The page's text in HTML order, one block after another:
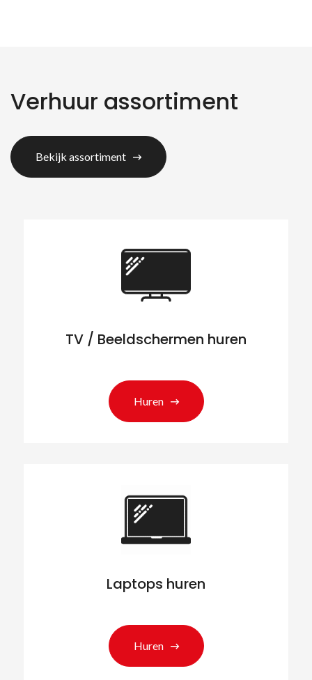
Verhuur assortiment
Bekijk assortiment
TV / Beeldschermen huren
Huren
Laptops huren
Huren